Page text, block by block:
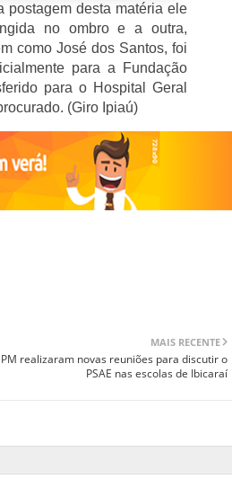
postagem desta matéria ele
no ombro e a outra,
como José dos Santos, foi
para a Fundação
para o Hospital Geral
(Giro Ipiaú)
MAIS RECENTE
PM realizaram novas reuniões para discutir o
PSAE nas escolas de Ibicaraí